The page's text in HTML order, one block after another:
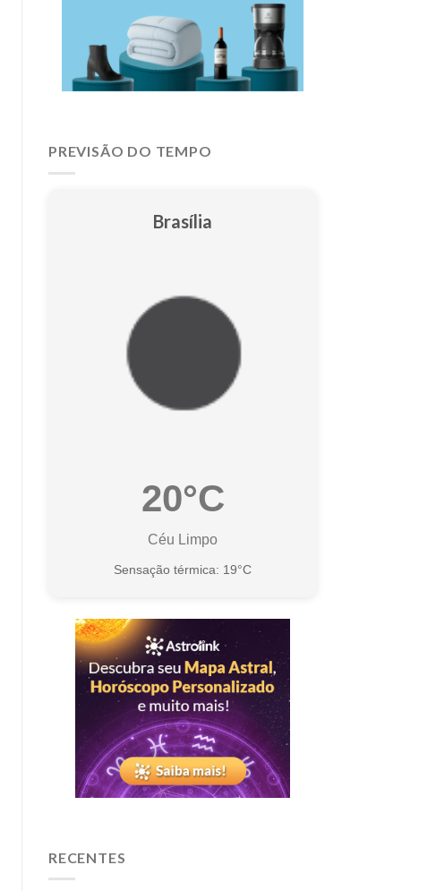
PREVISÃO DO TEMPO
Brasília
20°C
Céu Limpo
Sensação térmica: 19°C
RECENTES